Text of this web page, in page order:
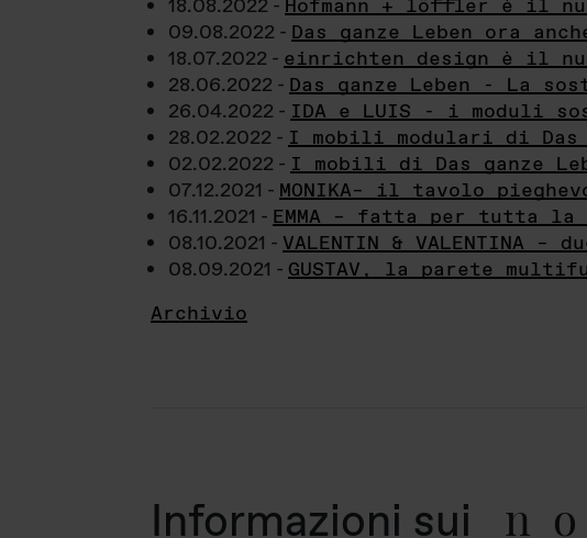
18.08.2022 - Hofmann + löffler è il
09.08.2022 - Das ganze Leben ora
18.07.2022 - einrichten design è il
28.06.2022 - Das ganze Leben - La
26.04.2022 - IDA e LUIS - i moduli
28.02.2022 - I mobili modulari di Das
02.02.2022 - I mobili di Das ganze
07.12.2021 - MONIKA– il tavolo
16.11.2021 - EMMA – fatta per tutta
08.10.2021 - VALENTIN & VALENTINA
08.09.2021 - GUSTAV, la parete
Archivio
Informazioni sui